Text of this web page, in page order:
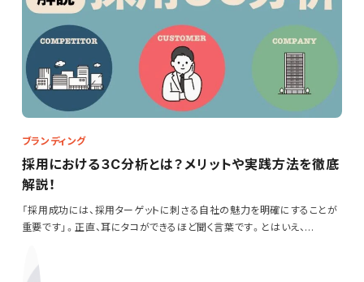
ブランディング
採用における３C分析とは？メリットや実践方法を徹底
解説！
「採用成功には、採用ターゲットに刺さる自社の魅力を明確にすることが
重要です」。正直、耳にタコができるほど聞く言葉です。とはいえ、…